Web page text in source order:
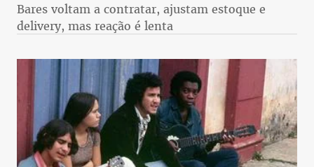
Bares voltam a contratar, ajustam estoque e
delivery, mas reação é lenta